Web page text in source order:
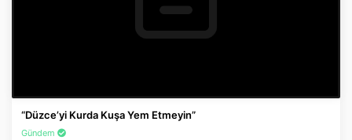
“Düzce’yi Kurda Kuşa Yem Etmeyin”
Gündem